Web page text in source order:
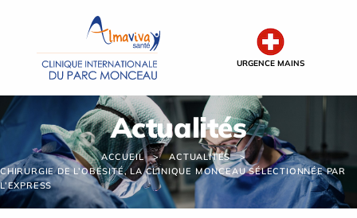
URGENCE MAINS
Actualités
ACCUEIL
ACTUALITÉS
CHIRURGIE DE L’OBÉSITÉ, LA CLINIQUE MONCEAU SÉLECTIONNÉE PAR
L’EXPRESS